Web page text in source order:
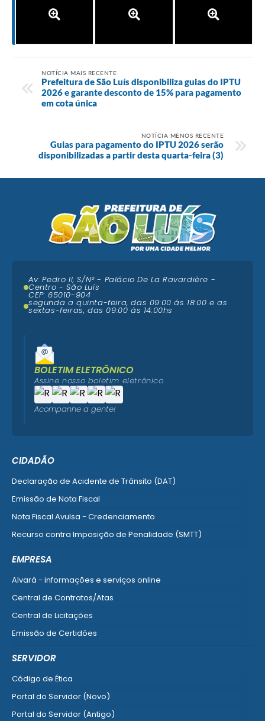
NOTÍCIA MAIS RECENTE
Prefeitura de São Luís disponibiliza guias do IPTU
2026 e garante desconto de 15% para pagamento
em cota única
NOTÍCIA MENOS RECENTE
Guias para pagamento do IPTU 2026 serão
disponibilizadas a partir desta quarta-feira (3)
CIDADÃO
Declaração de Acidente de Trânsito (DAT)
Emissão de Nota Fiscal
Nota Fiscal Avulsa - Credenciamento
Recurso contra Imposição de Penalidade (SMTT)
EMPRESA
Alvará - informações e serviços online
Central de Contratos/Atas
Central de Licitações
Emissão de Certidões
SERVIDOR
Código de Ética
Portal do Servidor (Novo)
Portal do Servidor (Antigo)
Av. Pedro II, S/N° - Palácio De La Ravardière -
Centro - São Luís
CEP: 65010-904
segunda a quinta-feira, das 09:00 ás 18:00 e as
sextas-feiras, das 09:00 às 14:00hs
BOLETIM ELETRÔNICO
Assine nosso boletim eletrônico
Acompanhe a gente!